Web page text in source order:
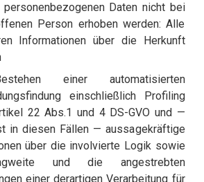
Daten nicht bei
Person erhoben werden: Alle
Informationen über die Herkunft
einer automatisierten
einschließlich Profiling
22 Abs.1 und 4 DS-GVO und —
in diesen Fällen — aussagekräftige
über die involvierte Logik sowie
und die angestrebten
einer derartigen Verarbeitung für